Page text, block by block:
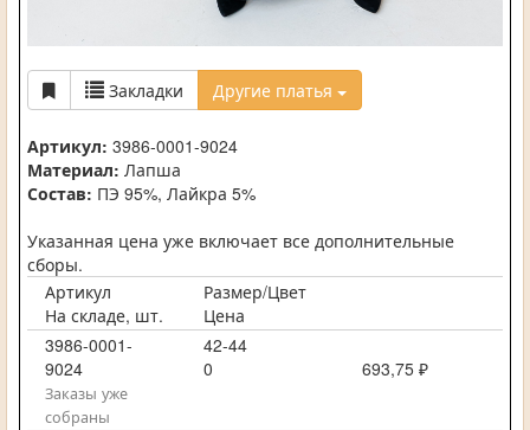
Закладки Другие платья
Артикул: 3986-0001-9024
Материал: Лапша
Состав: ПЭ 95%, Лайкра 5%
Указанная цена уже включает все дополнительные
сборы.
Артикул
Размер/Цвет
На складе, шт.
Цена
3986-0001-
9024
42-44
0
693,75 ₽
Заказы уже
собраны